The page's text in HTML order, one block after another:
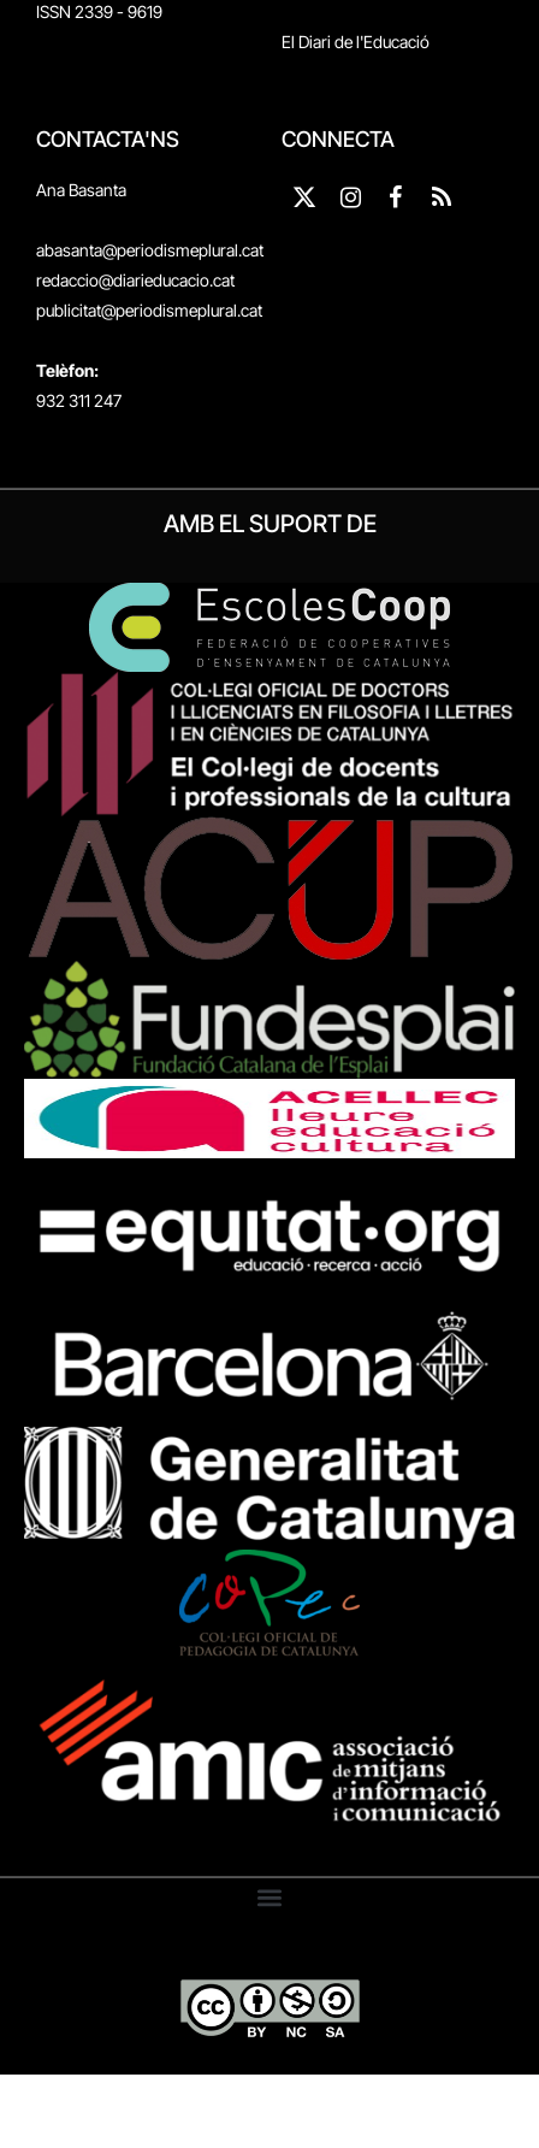
ISSN 2339 - 9619
El Diari de l'Educació
CONTACTA'NS
Ana Basanta
abasanta@periodismeplural.cat
redaccio@diarieducacio.cat
publicitat@periodismeplural.cat
Telèfon:
932 311 247
CONNECTA
X
Instagram
Facebook
RSS
AMB EL SUPORT DE